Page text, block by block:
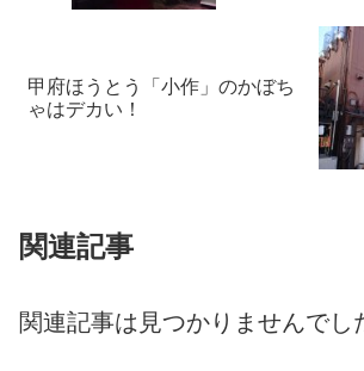
甲府ほうとう「小作」のかぼち
ゃはデカい！
関連記事
関連記事は見つかりませんでし